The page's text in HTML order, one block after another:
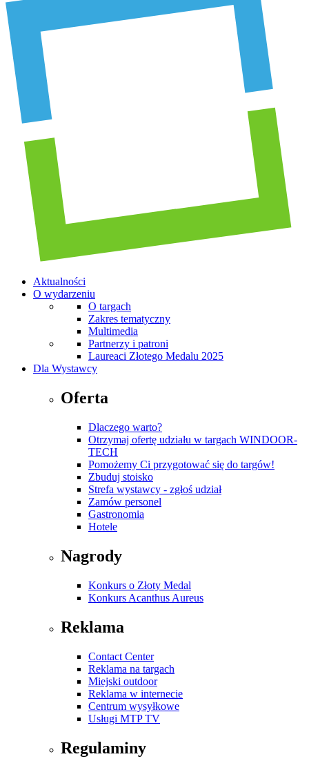
Aktualności
O wydarzeniu
O targach
Zakres tematyczny
Multimedia
Partnerzy i patroni
Laureaci Złotego Medalu 2025
Dla Wystawcy
Oferta
Dlaczego warto?
Otrzymaj ofertę udziału w targach WINDOOR-
TECH
Pomożemy Ci przygotować się do targów!
Zbuduj stoisko
Strefa wystawcy - zgłoś udział
Zamów personel
Gastronomia
Hotele
Nagrody
Konkurs o Złoty Medal
Konkurs Acanthus Aureus
Reklama
Contact Center
Reklama na targach
Miejski outdoor
Reklama w internecie
Centrum wysyłkowe
Usługi MTP TV
Regulaminy